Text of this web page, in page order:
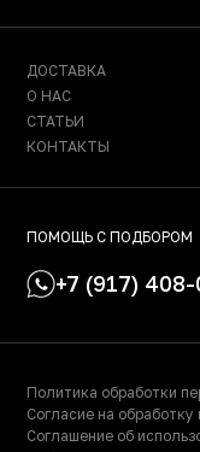
ДОСТАВКА
О НАС
СТАТЬИ
КОНТАКТЫ
ПОМОЩЬ С ПОДБОРОМ
+7 (917)
Политика обработки
Согласие на
Соглашение об